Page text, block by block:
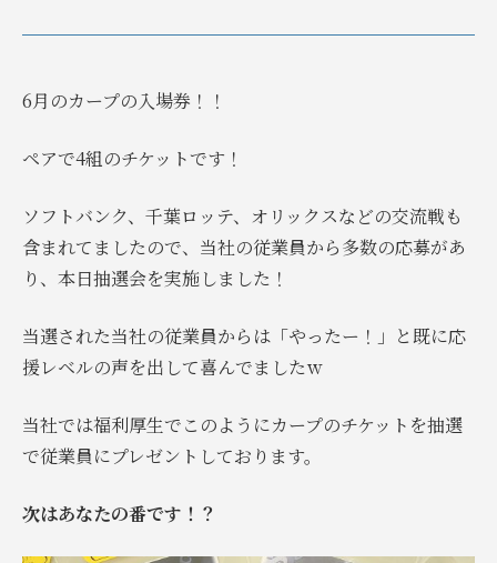
6月のカープの入場券！！
ペアで4組のチケットです！
ソフトバンク、千葉ロッテ、オリックスなどの交流戦も
含まれてましたので、当社の従業員から多数の応募があ
り、本日抽選会を実施しました！
当選された当社の従業員からは「やったー！」と既に応
援レベルの声を出して喜んでましたｗ
当社では福利厚生でこのようにカープのチケットを抽選
で従業員にプレゼントしております。
次はあなたの番です！？